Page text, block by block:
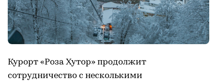
Курорт «Роза Хутор» продолжит
сотрудничество с несколькими